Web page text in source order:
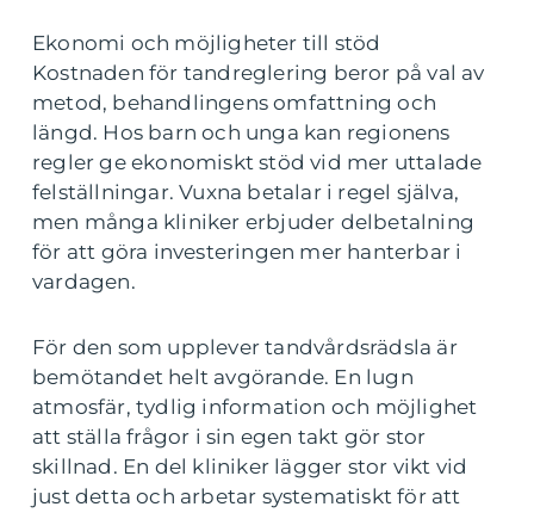
Ekonomi och möjligheter till stöd
Kostnaden för tandreglering beror på val av
metod, behandlingens omfattning och
längd. Hos barn och unga kan regionens
regler ge ekonomiskt stöd vid mer uttalade
felställningar. Vuxna betalar i regel själva,
men många kliniker erbjuder delbetalning
för att göra investeringen mer hanterbar i
vardagen.
För den som upplever tandvårdsrädsla är
bemötandet helt avgörande. En lugn
atmosfär, tydlig information och möjlighet
att ställa frågor i sin egen takt gör stor
skillnad. En del kliniker lägger stor vikt vid
just detta och arbetar systematiskt för att